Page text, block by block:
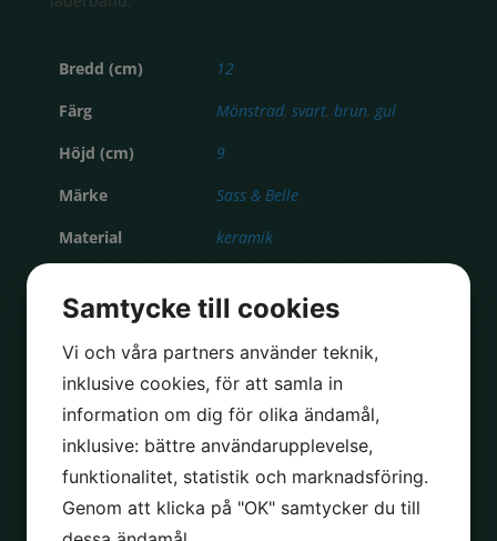
Bredd (cm)
12
Färg
Mönstrad, svart, brun, gul
Höjd (cm)
9
Märke
Sass & Belle
Material
keramik
Slut i lager
LIKNANDE PRODUKTER
FAVORIT!
Krukor med ben mässing, set
Samtycke till cookies
Vi och våra partners använder teknik,
inklusive cookies, för att samla in
information om dig för olika ändamål,
inklusive: bättre användarupplevelse,
funktionalitet, statistik och marknadsföring.
Genom att klicka på "OK" samtycker du till